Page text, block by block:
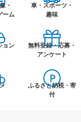
・
ーム
車・スポーツ・
趣味
ョン
無料登録・応募・
アンケート
ふるさと納税・寄
付